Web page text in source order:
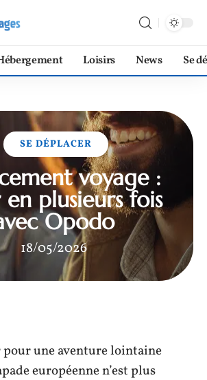
Loisirs News Se
SE DÉPLACER
voyage :
plusieurs fois
Opodo
18/05/2026
pour une aventure lointaine
européenne n’est plus